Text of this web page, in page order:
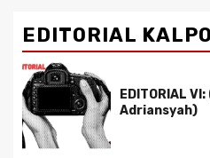
EDITORIAL
EDITORIAL
Adriansyah)